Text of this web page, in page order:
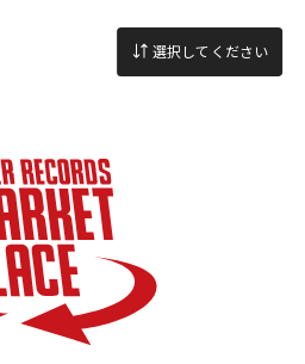
選択してください